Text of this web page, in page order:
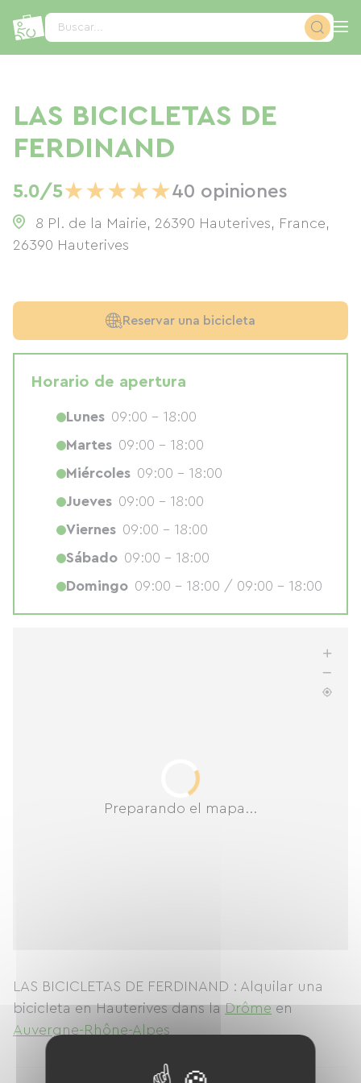
Buscar...
LAS BICICLETAS DE
FERDINAND
5.0/5★★★★★40 opiniones
8 Pl. de la Mairie, 26390 Hauterives, France,
26390 Hauterives
Preparando el mapa...
LAS BICICLETAS DE FERDINAND : Alquilar una
bicicleta en Hauterivesdans laDrôme en
Auvergne-Rhône-Alpes
Reservar una bicicleta
Horario de apertura
Lunes 09:00 - 18:00
Martes 09:00 - 18:00
Miércoles 09:00 - 18:00
Jueves 09:00 - 18:00
Viernes 09:00 - 18:00
Sábado 09:00 - 18:00
Domingo 09:00 - 18:00 / 09:00 - 18:00
Panel de gestión de cookies